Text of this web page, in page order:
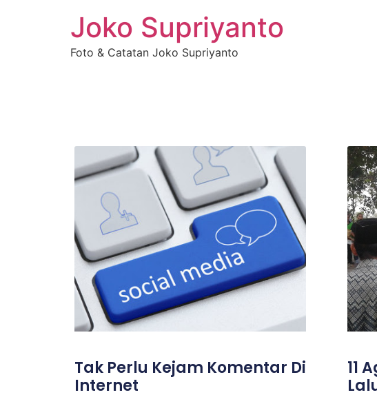
Joko Supriyanto
Foto & Catatan Joko Supriyanto
Tak Perlu Kejam Komentar Di
Internet
11